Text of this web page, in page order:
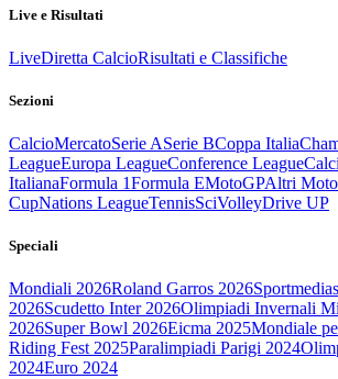
Live e Risultati
LiveDiretta CalcioRisultati e Classifiche
Sezioni
CalcioMercatoSerie ASerie BCoppa Italia
LeagueEuropa LeagueConference League
ItalianaFormula 1Formula EMotoGPAltri
CupNations LeagueTennisSciVolleyDrive UP
Speciali
Mondiali 2026Roland Garros 2026
2026Scudetto Inter 2026Olimpiadi Invernali
2026Super Bowl 2026Eicma 2025Mondiale
Riding Fest 2025Paralimpiadi Parigi 2024
2024Euro 2024